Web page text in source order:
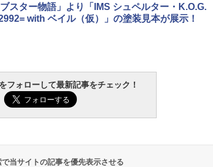
ブスター物語」より「IMS シュペルター・K.O.G.
with ベイル（仮）」の塗装見本が展示！
フォローして最新記事をチェック！
当サイトの記事を優先表示させる